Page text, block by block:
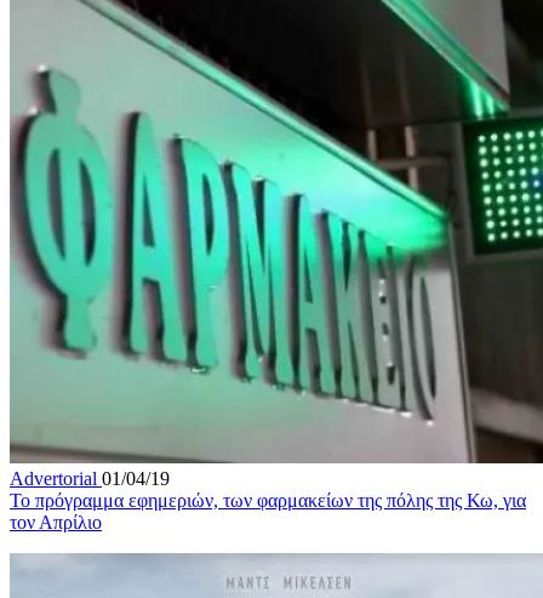
Advertorial 01/04/19
Το πρόγραμμα εφημεριών, των φαρμακείων της πόλης της Κω, για
τον Απρίλιο